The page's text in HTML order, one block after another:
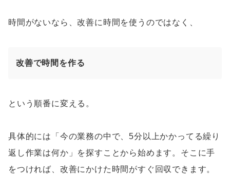
時間がないなら、改善に時間を使うのではなく、
改善で時間を作る
という順番に変える。
具体的には「今の業務の中で、5分以上かかってる繰り
返し作業は何か」を探すことから始めます。そこに手
をつければ、改善にかけた時間がすぐ回収できます。